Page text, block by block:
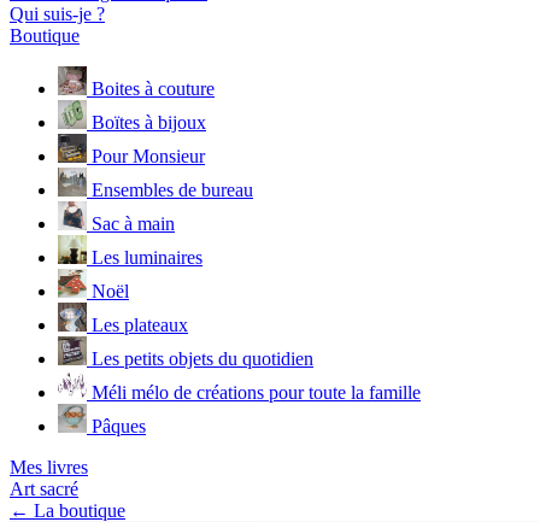
Qui suis-je ?
Boutique
Boites à couture
Boïtes à bijoux
Pour Monsieur
Ensembles de bureau
Sac à main
Les luminaires
Noël
Les plateaux
Les petits objets du quotidien
Méli mélo de créations pour toute la famille
Pâques
Mes livres
Art sacré
← La boutique